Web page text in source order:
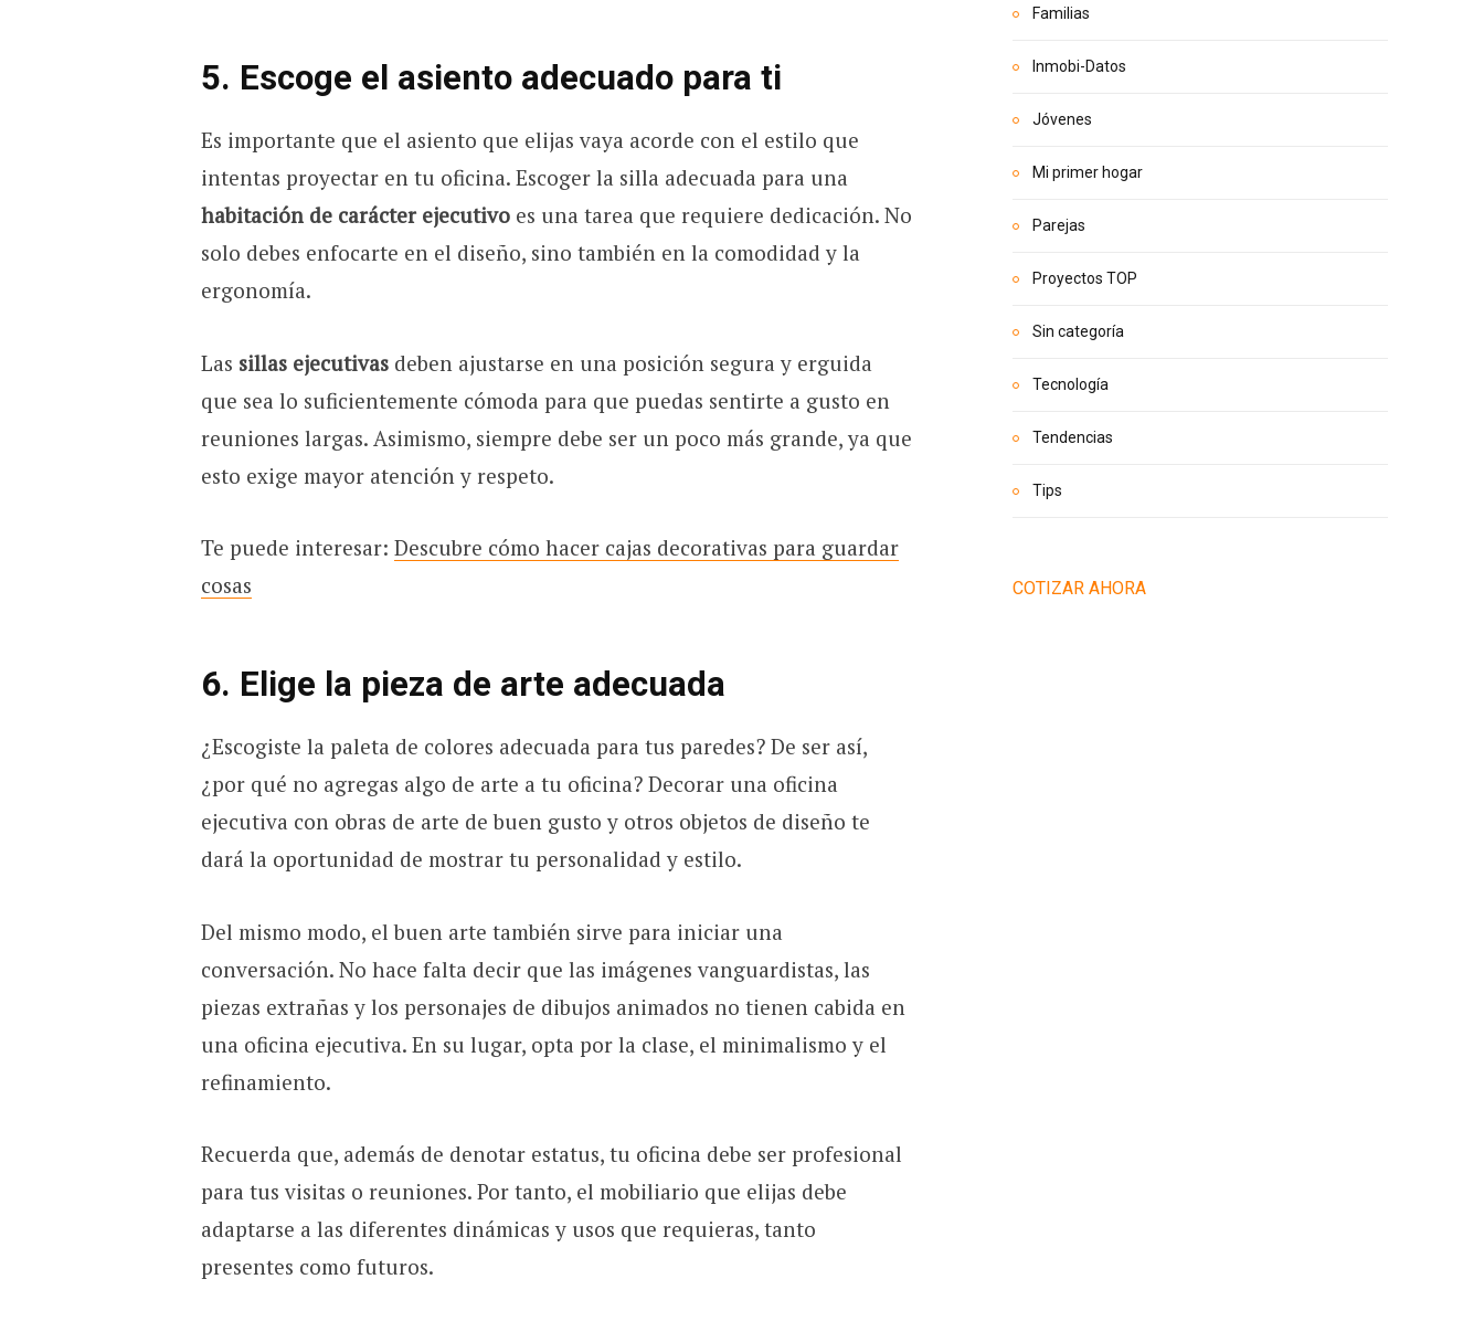
5. Escoge el asiento adecuado para ti
Es importante que el asiento que elijas vaya acorde con el estilo que
intentas proyectar en tu oficina. Escoger la silla adecuada para una
habitación de carácter ejecutivoes una tarea que requiere dedicación. No
solo debes enfocarte en el diseño, sino también en la comodidad y la
ergonomía.
Las sillas ejecutivasdeben ajustarse en una posición segura y erguida
que sea lo suficientemente cómoda para que puedas sentirte a gusto en
reuniones largas. Asimismo, siempre debe ser un poco más grande, ya que
esto exige mayor atención y respeto.
Te puede interesar: Descubre cómo hacer cajas decorativas para guardar
cosas
6. Elige la pieza de arte adecuada
¿Escogiste la paleta de colores adecuada para tus paredes? De ser así,
¿por qué no agregas algo de arte a tu oficina? Decorar una oficina
ejecutiva con obras de arte de buen gusto y otros objetos de diseño te
dará la oportunidad de mostrar tu personalidad y estilo.
Del mismo modo, el buen arte también sirve para iniciar una
conversación. No hace falta decir que las imágenes vanguardistas, las
piezas extrañas y los personajes de dibujos animados no tienen cabida en
una oficina ejecutiva. En su lugar, opta por la clase, el minimalismo y el
refinamiento.
Recuerda que, además de denotar estatus, tu oficina debe ser profesional
para tus visitas o reuniones. Por tanto, el mobiliario que elijas debe
adaptarse a las diferentes dinámicas y usos que requieras, tanto
presentes como futuros.
Familias
Inmobi-Datos
Jóvenes
Mi primer hogar
Parejas
Proyectos TOP
Sin categoría
Tecnología
Tendencias
Tips
COTIZAR AHORA